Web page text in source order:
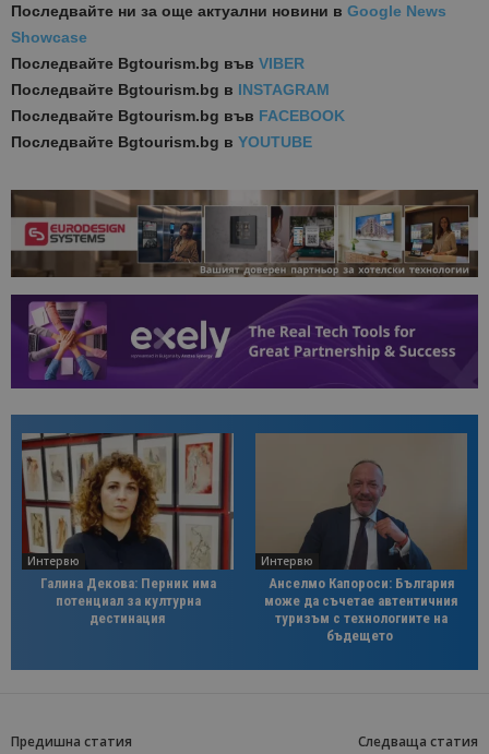
Последвайте ни за още актуални новини в Google News
Showcase
Последвайте Bgtourism.bg във VIBER
Последвайте Bgtourism.bg в INSTAGRAM
Последвайте Bgtourism.bg във FACEBOOK
Последвайте Bgtourism.bg в YOUTUBE
Интервю
Галина Декова: Перник има
потенциал за културна
дестинация
Интервю
Анселмо Капороси: България
може да съчетае автентичния
туризъм с технологиите на
бъдещето
Предишна статия Следваща статия